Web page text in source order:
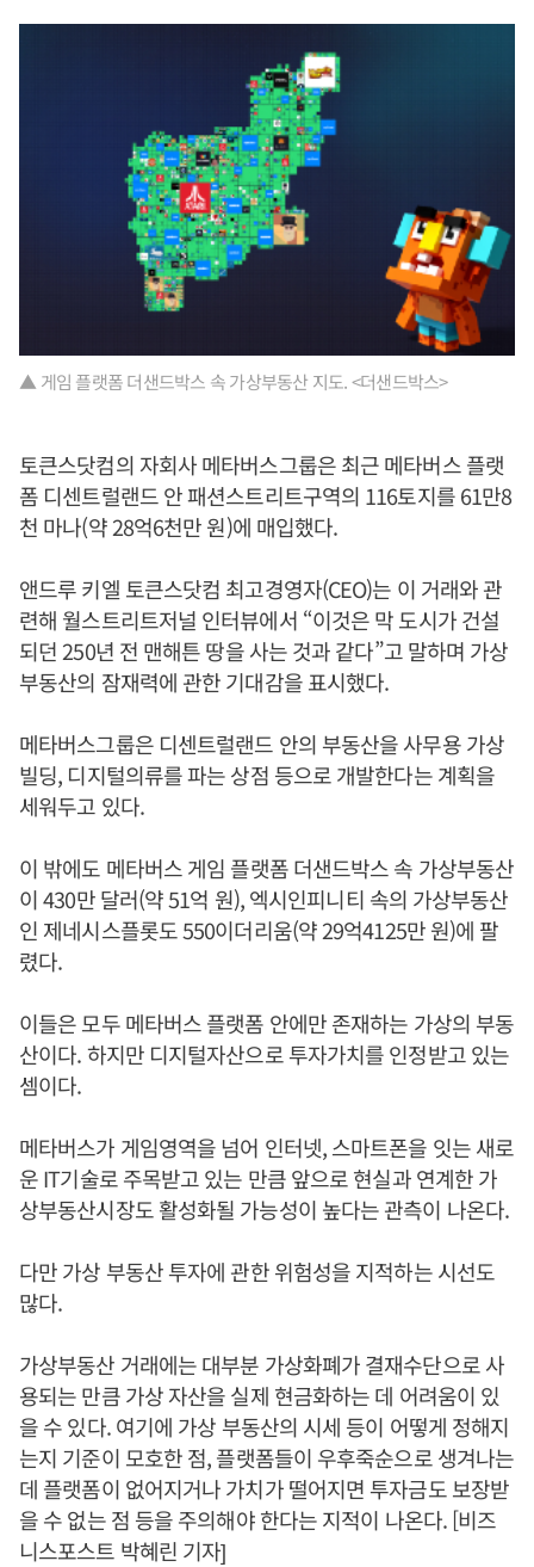
▲ 게임 플랫폼 더샌드박스 속 가상부동산 지도. <더샌드박스>
토큰스닷컴의 자회사 메타버스그룹은 최근 메타버스 플랫
폼 디센트럴랜드 안 패션스트리트구역의 116토지를 61만8
천 마나(약 28억6천만 원)에 매입했다.
앤드루 키엘 토큰스닷컴 최고경영자(CEO)는 이 거래와 관
련해 월스트리트저널 인터뷰에서 “이것은 막 도시가 건설
되던 250년 전 맨해튼 땅을 사는 것과 같다”고 말하며 가상
부동산의 잠재력에 관한 기대감을 표시했다.
메타버스그룹은 디센트럴랜드 안의 부동산을 사무용 가상
빌딩, 디지털의류를 파는 상점 등으로 개발한다는 계획을
세워두고 있다.
이 밖에도 메타버스 게임 플랫폼 더샌드박스 속 가상부동산
이 430만 달러(약 51억 원), 엑시인피니티 속의 가상부동산
인 제네시스플롯도 550이더리움(약 29억4125만 원)에 팔
렸다.
이들은 모두 메타버스 플랫폼 안에만 존재하는 가상의 부동
산이다. 하지만 디지털자산으로 투자가치를 인정받고 있는
셈이다.
메타버스가 게임영역을 넘어 인터넷, 스마트폰을 잇는 새로
운 IT기술로 주목받고 있는 만큼 앞으로 현실과 연계한 가
상부동산시장도 활성화될 가능성이 높다는 관측이 나온다.
다만 가상 부동산 투자에 관한 위험성을 지적하는 시선도
많다.
가상부동산 거래에는 대부분 가상화폐가 결재수단으로 사
용되는 만큼 가상 자산을 실제 현금화하는 데 어려움이 있
을 수 있다. 여기에 가상 부동산의 시세 등이 어떻게 정해지
는지 기준이 모호한 점, 플랫폼들이 우후죽순으로 생겨나는
데 플랫폼이 없어지거나 가치가 떨어지면 투자금도 보장받
을 수 없는 점 등을 주의해야 한다는 지적이 나온다. [비즈
니스포스트 박혜린 기자]